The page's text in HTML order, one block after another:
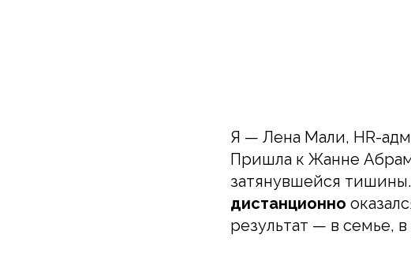
Я — Лена Мали, HR-
Пришла к Жанне
затянувшейся
дистанционно
результат — в семье, в